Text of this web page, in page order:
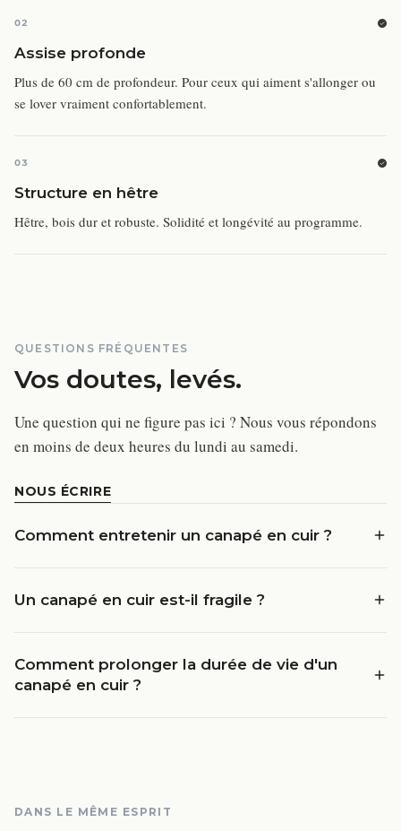
02
Assise profonde
Plus de 60 cm de profondeur. Pour ceux qui aiment s'allonger ou
se lover vraiment confortablement.
03
Structure en hêtre
Hêtre, bois dur et robuste. Solidité et longévité au programme.
QUESTIONS FRÉQUENTES
Vos doutes, levés.
Une question qui ne figure pas ici ? Nous vous répondons
en moins de deux heures du lundi au samedi.
NOUS ÉCRIRE
Comment entretenir un canapé en cuir ?
Un canapé en cuir est-il fragile ?
Comment prolonger la durée de vie d'un
canapé en cuir ?
DANS LE MÊME ESPRIT